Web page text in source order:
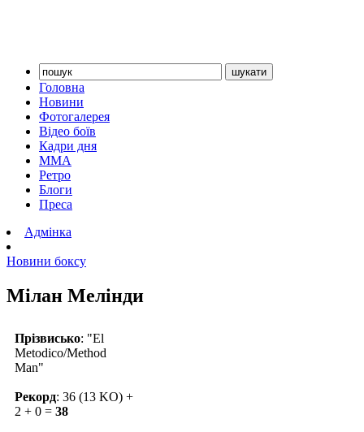
Головна
Новини
Фотогалерея
Відео боїв
Кадри дня
ММА
Ретро
Блоги
Преса
Адмінка
Новини боксу
Мілан Мелінди
Прізвисько: "El
Metodico/Method
Man"
Рекорд: 36 (13 KO) +
2 + 0 = 38